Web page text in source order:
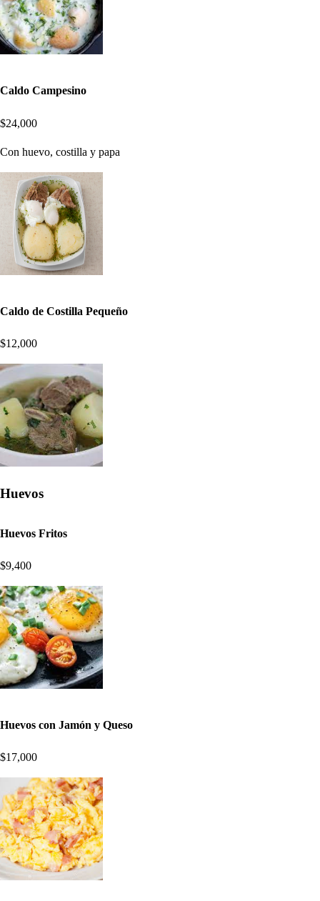
Caldo Campesino
$24,000
Con huevo, costilla y papa
Caldo de Costilla Pequeño
$12,000
Huevos
Huevos Fritos
$9,400
Huevos con Jamón y Queso
$17,000